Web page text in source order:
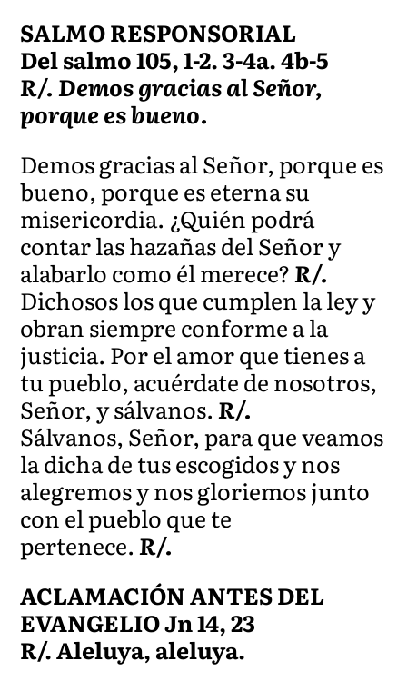
SALMO RESPONSORIAL
Del salmo 105, 1-2. 3-4a. 4b-5
R/. Demos gracias al Señor,
porque es bueno.
Demos gracias al Señor, porque es
bueno, porque es eterna su
misericordia. ¿Quién podrá
contar las hazañas del Señor y
alabarlo como él merece?R/.
Dichosos los que cumplen la ley y
obran siempre conforme a la
justicia. Por el amor que tienes a
tu pueblo, acuérdate de nosotros,
Señor, y sálvanos.R/.
Sálvanos, Señor, para que veamos
la dicha de tus escogidos y nos
alegremos y nos gloriemos junto
con el pueblo que te
pertenece.R/.
ACLAMACIÓN ANTES DEL
EVANGELIO Jn 14, 23
R/. Aleluya, aleluya.